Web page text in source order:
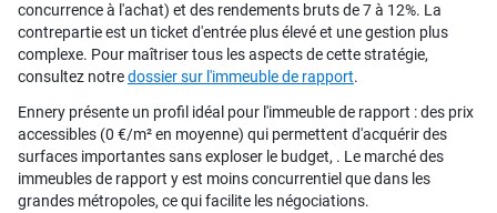
concurrence à l'achat) et des rendements bruts de 7 à 12%. La
contrepartie est un ticket d'entrée plus élevé et une gestion plus
complexe. Pour maîtriser tous les aspects de cette stratégie,
consultez notredossier sur l'immeuble de rapport.
Ennery présente un profil idéal pour l'immeuble de rapport : des prix
accessibles (0 €/m² en moyenne) qui permettent d'acquérir des
surfaces importantes sans exploser le budget, . Le marché des
immeubles de rapport y est moins concurrentiel que dans les
grandes métropoles, ce qui facilite les négociations.